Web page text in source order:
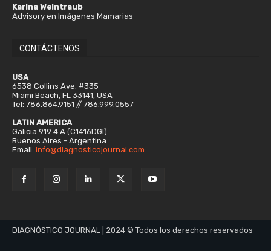
Karina Weintraub
Advisory en Imágenes Mamarias
CONTÁCTENOS
USA
6538 Collins Ave. #335
Miami Beach, FL 33141, USA
Tel: 786.864.9151 // 786.999.0557
LATIN AMERICA
Galicia 919 4 A (C1416DGI)
Buenos Aires - Argentina
Email: info@diagnosticojournal.com
DIAGNÓSTICO JOURNAL | 2024 © Todos los derechos reservados